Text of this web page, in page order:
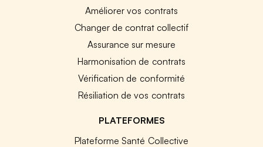
Améliorer vos contrats
Changer de contrat collectif
Assurance sur mesure
Harmonisation de contrats
Vérification de conformité
Résiliation de vos contrats
PLATEFORMES
Plateforme Santé Collective